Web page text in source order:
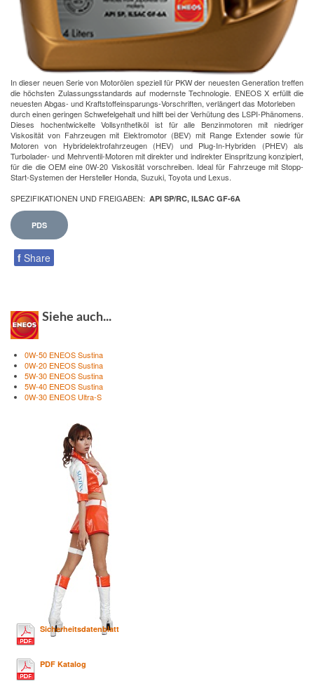
In dieser neuen Serie von Motorölen speziell für PKW der neuesten Generation treffen
die höchsten Zulassungsstandards auf modernste Technologie. ENEOS X erfüllt die
neuesten Abgas- und Kraftstoffeinsparungs-Vorschriften, verlängert das Motorleben
durch einen geringen Schwefelgehalt und hilft bei der Verhütung des LSPI-Phänomens.
Dieses hochentwickelte Vollsynthetiköl ist für alle Benzinmotoren mit niedriger
Viskosität von Fahrzeugen mit Elektromotor (BEV) mit Range Extender sowie für
Motoren von Hybridelektrofahrzeugen (HEV) und Plug-In-Hybriden (PHEV) als
Turbolader- und Mehrventil-Motoren mit direkter und indirekter Einspritzung konzipiert,
für die die OEM eine 0W-20 Viskosität vorschreiben. Ideal für Fahrzeuge mit Stopp-
Start-Systemen der Hersteller Honda, Suzuki, Toyota und Lexus.
SPEZIFIKATIONEN UND FREIGABEN: API SP/RC, ILSAC GF-6A
PDS
f Share
Siehe auch...
0W-50 ENEOS Sustina
0W-20 ENEOS Sustina
5W-30 ENEOS Sustina
5W-40 ENEOS Sustina
0W-30 ENEOS Ultra-S
Sicherheitsdatenblatt
PDF Katalog